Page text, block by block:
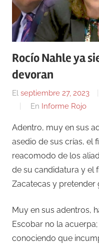
Rocío Nahle ya
devoran
El septiembre 27, 2023
En Informe Rojo
Adentro, muy en sus
asedio de sus crías, el
reacomodo de los
de su candidatura y el
Zacatecas y pretender
Muy en sus adentros,
Escobar no la
conociendo que